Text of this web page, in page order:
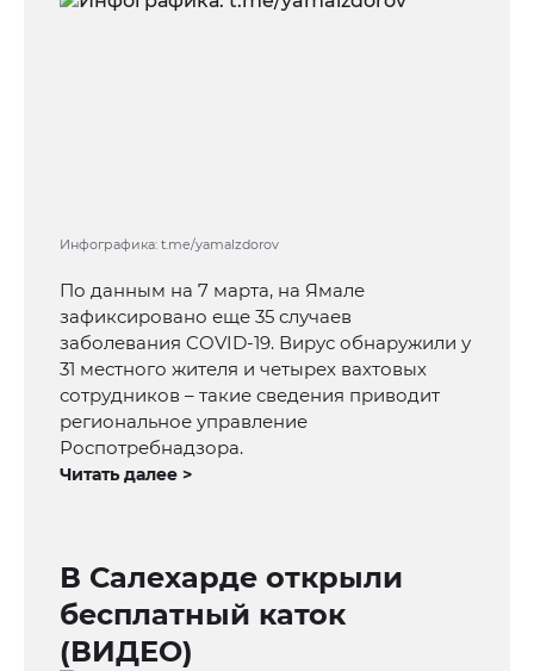
Инфографика: t.me/yamalzdorov
По данным на 7 марта, на Ямале
зафиксировано еще 35 случаев
заболевания COVID-19. Вирус обнаружили у
31 местного жителя и четырех вахтовых
сотрудников – такие сведения приводит
региональное управление
Роспотребнадзора.
Читать далее >
В Салехарде открыли
бесплатный каток
(ВИДЕО)